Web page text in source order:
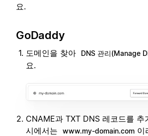
요.
GoDaddy
도메인을 찾아 DNS 관리(Manage
요.
CNAME과 TXT DNS 레코드를 추
시에서는
www.my-domain.com 이